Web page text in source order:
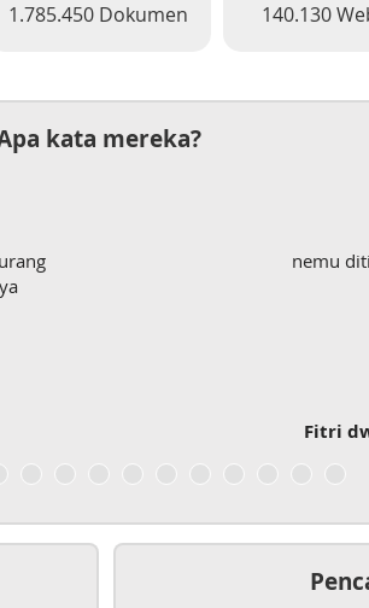
1.785.450 Dokumen 140.130
kata mereka?
nemu ditiktokk, sngt
Fitri dwi Antari,